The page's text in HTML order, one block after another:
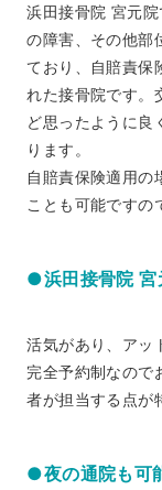
浜田接骨院 宮元
の障害、その他部
ており、自賠責保
れた接骨院です。
ど思ったように良
ります。
自賠責保険適用の
ことも可能ですの
●浜田接骨院 宮
活気があり、アッ
完全予約制なので
者が担当する点が
●夜の通院も可